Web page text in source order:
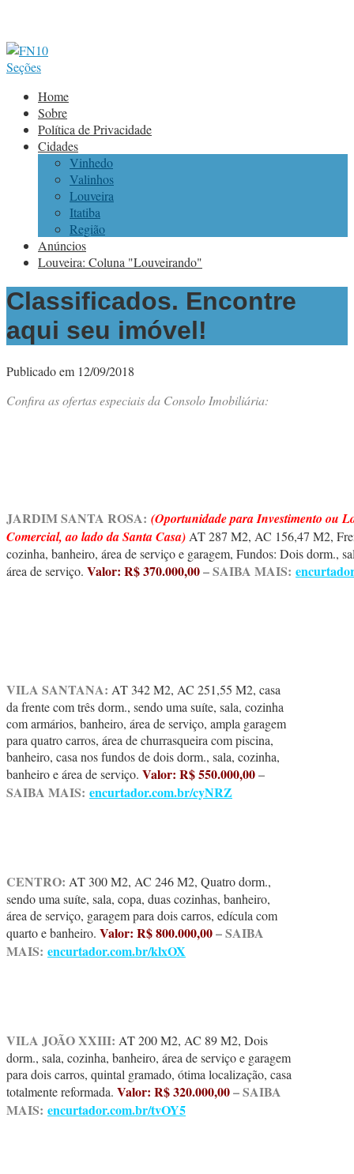
Seções
Home
Sobre
Política de Privacidade
Cidades
Vinhedo
Valinhos
Louveira
Itatiba
Região
Anúncios
Louveira: Coluna "Louveirando"
Classificados. Encontre
aqui seu imóvel!
Publicado em 12/09/2018
Confira as ofertas especiais da Consolo Imobiliária:
JARDIM SANTA ROSA: (Oportunidade para Investimento ou
Comercial, ao lado da Santa Casa) AT 287 M2, AC 156,47 M2,
cozinha, banheiro, área de serviço e garagem, Fundos: Dois dorm.,
área de serviço. Valor: R$ 370.000,00– SAIBA MAIS:
VILA SANTANA: AT 342 M2, AC 251,55 M2, casa
da frente com três dorm., sendo uma suíte, sala, cozinha
com armários, banheiro, área de serviço, ampla garagem
para quatro carros, área de churrasqueira com piscina,
banheiro, casa nos fundos de dois dorm., sala, cozinha,
banheiro e área de serviço. Valor: R$ 550.000,00–
SAIBA MAIS: encurtador.com.br/cyNRZ
CENTRO: AT 300 M2, AC 246 M2, Quatro dorm.,
sendo uma suíte, sala, copa, duas cozinhas, banheiro,
área de serviço, garagem para dois carros, edícula com
quarto e banheiro. Valor: R$ 800.000,00– SAIBA
MAIS: encurtador.com.br/klxOX
VILA JOÃO XXIII: AT 200 M2, AC 89 M2, Dois
dorm., sala, cozinha, banheiro, área de serviço e garagem
para dois carros, quintal gramado, ótima localização, casa
totalmente reformada. Valor: R$ 320.000,00– SAIBA
MAIS: encurtador.com.br/tvOY5